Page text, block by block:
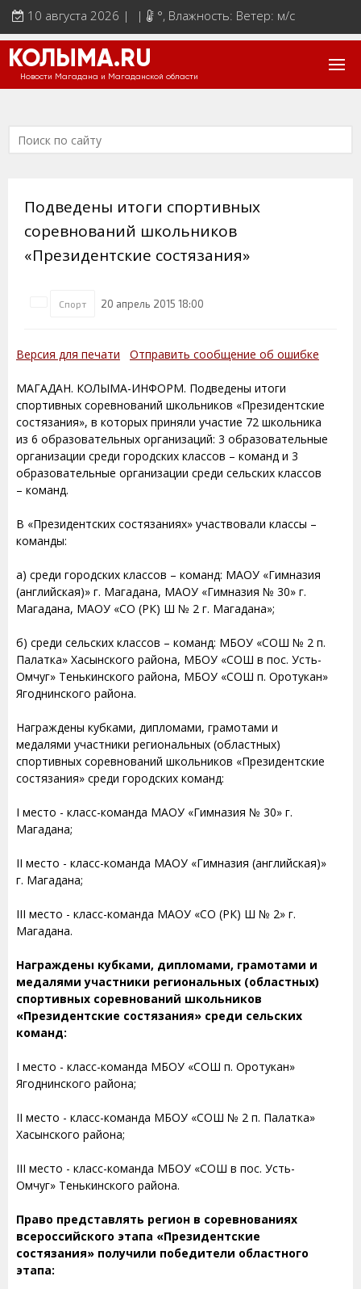
10 августа 2026 | | °, Влажность: Ветер: м/с
КОЛЫМА.RU
Новости Магадана и Магаданской области
Подведены итоги спортивных
соревнований школьников
«Президентские состязания»
Спорт 20 апрель 2015 18:00
Версия для печати Отправить сообщение об ошибке
МАГАДАН. КОЛЫМА-ИНФОРМ. Подведены итоги
спортивных соревнований школьников «Президентские
состязания», в которых приняли участие 72 школьника
из 6 образовательных организаций: 3 образовательные
организации среди городских классов – команд и 3
образовательные организации среди сельских классов
– команд.
В «Президентских состязаниях» участвовали классы –
команды:
а) среди городских классов – команд: МАОУ «Гимназия
(английская)» г. Магадана, МАОУ «Гимназия № 30» г.
Магадана, МАОУ «СО (РК) Ш № 2 г. Магадана»;
б) среди сельских классов – команд: МБОУ «СОШ № 2 п.
Палатка» Хасынского района, МБОУ «СОШ в пос. Усть-
Омчуг» Тенькинского района, МБОУ «СОШ п. Оротукан»
Ягоднинского района.
Награждены кубками, дипломами, грамотами и
медалями участники региональных (областных)
спортивных соревнований школьников «Президентские
состязания» среди городских команд:
I место - класс-команда МАОУ «Гимназия № 30» г.
Магадана;
II место - класс-команда МАОУ «Гимназия (английская)»
г. Магадана;
III место - класс-команда МАОУ «СО (РК) Ш № 2» г.
Магадана.
Награждены кубками, дипломами, грамотами и
медалями участники региональных (областных)
спортивных соревнований школьников
«Президентские состязания» среди сельских
команд:
I место - класс-команда МБОУ «СОШ п. Оротукан»
Ягоднинского района;
II место - класс-команда МБОУ «СОШ № 2 п. Палатка»
Хасынского района;
III место - класс-команда МБОУ «СОШ в пос. Усть-
Омчуг» Тенькинского района.
Право представлять регион в соревнованиях
всероссийского этапа «Президентские
состязания» получили победители областного
этапа: